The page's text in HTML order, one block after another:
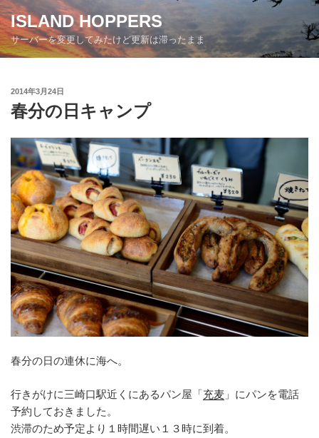
コ
ン
テ
ン
ISLAND HOPPERS
サーバーを変更してみたけど更新は滞ったまま
投
稿
日:
2014年3月24日
春分の日キャンプ
春分の日の連休に海へ。
行きがけに三崎口駅近くにあるパン屋「充麦 」にパンを電話
予約しておきました。
渋滞のため予定より１時間遅い１３時に到着。